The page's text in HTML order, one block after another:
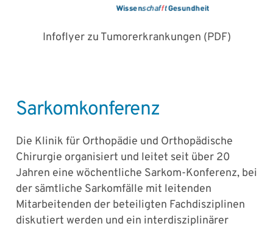
Infoflyer zu Tumorerkrankungen (PDF)
Sarkomkonferenz
Die Klinik für Orthopädie und Orthopädische
Chirurgie organisiert und leitet seit über 20
Jahren eine wöchentliche Sarkom-Konferenz, bei
der sämtliche Sarkomfälle mit leitenden
Mitarbeitenden der beteiligten Fachdisziplinen
diskutiert werden und ein interdisziplinärer